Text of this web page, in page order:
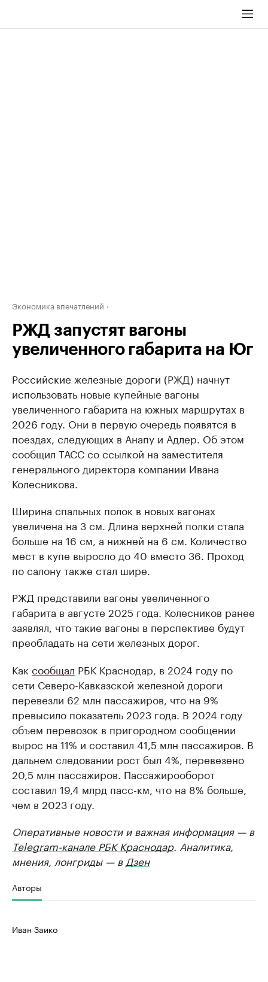
Экономика впечатлений
РЖД запустят вагоны
увеличенного габарита на Юг
Российские железные дороги (РЖД) начнут
использовать новые купейные вагоны
увеличенного габарита на южных маршрутах в
2026 году. Они в первую очередь появятся в
поездах, следующих в Анапу и Адлер. Об этом
сообщил ТАСС со ссылкой на заместителя
генерального директора компании Ивана
Колесникова.
Ширина спальных полок в новых вагонах
увеличена на 3 см. Длина верхней полки стала
больше на 16 см, а нижней на 6 см. Количество
мест в купе выросло до 40 вместо 36. Проход
по салону также стал шире.
РЖД представили вагоны увеличенного
габарита в августе 2025 года. Колесников ранее
заявлял, что такие вагоны в перспективе будут
преобладать на сети железных дорог.
Как сообщал РБК Краснодар, в 2024 году по
сети Северо-Кавказской железной дороги
перевезли 62 млн пассажиров, что на 9%
превысило показатель 2023 года. В 2024 году
объем перевозок в пригородном сообщении
вырос на 11% и составил 41,5 млн пассажиров. В
дальнем следовании рост был 4%, перевезено
20,5 млн пассажиров. Пассажирооборот
составил 19,4 млрд пасс-км, что на 8% больше,
чем в 2023 году.
Оперативные новости и важная информация — в
Telegram-канале РБК Краснодар. Аналитика,
мнения, лонгриды — в Дзен
Авторы
Иван Заико